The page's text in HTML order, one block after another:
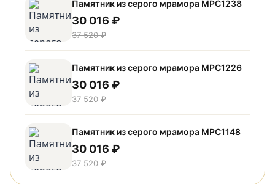
Памятник из серого мрамора МРС1238
30 016 ₽
37 520 ₽
Памятник из серого мрамора МРС1226
30 016 ₽
37 520 ₽
Памятник из серого мрамора МРС1148
30 016 ₽
37 520 ₽